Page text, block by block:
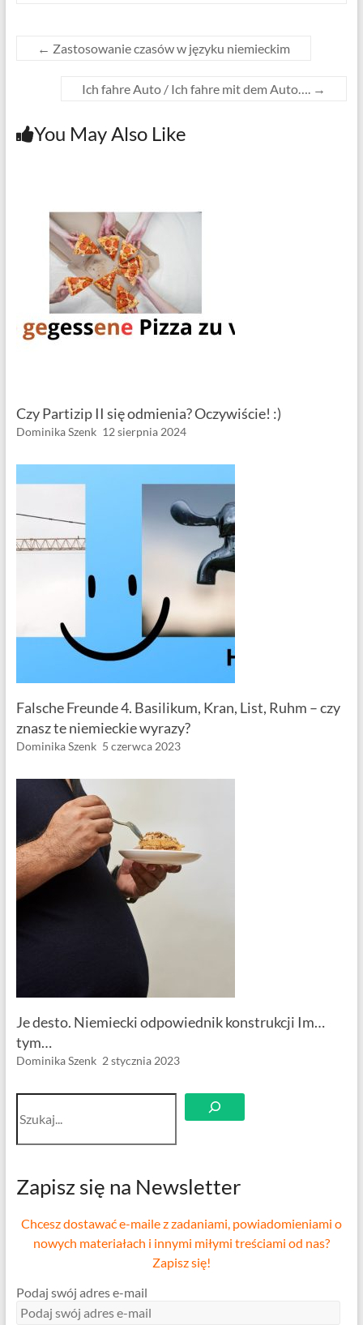
← Zastosowanie czasów w języku niemieckim
Ich fahre Auto / Ich fahre mit dem Auto…. →
You May Also Like
Czy Partizip II się odmienia? Oczywiście! :)
Dominika Szenk 12 sierpnia 2024
Falsche Freunde 4. Basilikum, Kran, List, Ruhm – czy
znasz te niemieckie wyrazy?
Dominika Szenk 5 czerwca 2023
Je desto. Niemiecki odpowiednik konstrukcji Im…
tym…
Dominika Szenk 2 stycznia 2023
Szukaj
Zapisz się na Newsletter
Chcesz dostawać e-maile z zadaniami, powiadomieniami o
nowych materiałach i innymi miłymi treściami od nas?
Zapisz się!
Podaj swój adres e-mail